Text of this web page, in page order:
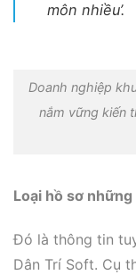
môn nhiều’.
Doanh nghiệp
nắm vững kiến
Loại hồ sơ
Đó là thông tin
Dân Trí Soft. Cụ